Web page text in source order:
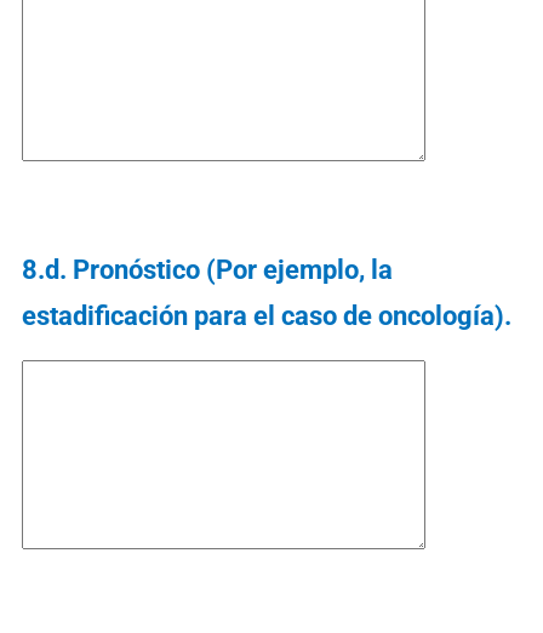
8.d. Pronóstico (Por ejemplo, la
estadificación para el caso de oncología).